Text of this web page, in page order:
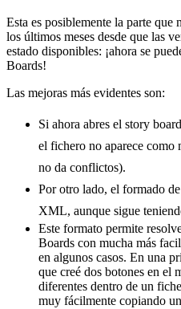
Esta es posiblemente la parte que
los últimos meses desde que las
estado disponibles: ¡ahora se
Boards!
Las mejoras más evidentes son:
Si ahora abres el story
el fichero no aparece
no da conflictos).
Por otro lado, el formado
XML, aunque sigue
Este formato permite
Boards con mucha más
en algunos casos. En una
que creé dos botones en el
diferentes dentro de un
muy fácilmente copiando